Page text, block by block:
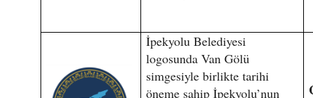
İpekyolu Belediyesi
logosunda Van Gölü
simgesiyle birlikte tarihi
öneme sahip İpekyolu’nun